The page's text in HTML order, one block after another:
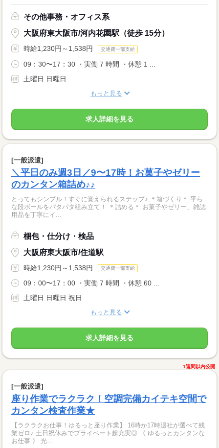
その他事務・オフィス系
大阪府東大阪市/河内花園駅（徒歩 15分）
時給1,230円～1,538円 交通費一部支給
09：30〜17：30 ・実働 7 時間 ・休憩 1 ...
土曜日 日曜日
もっと見る
求人詳細を見る
[一般派遣]
＼平日のみ週3日／9〜17時！お菓子やゼリー
のカンタン箱詰め♪♪
とってもシンプル！すぐに覚えられるステップ♪ ＊箱づくり＊ 平ら
な段ボールをパタパタ組み立て！ ＊詰める＊ お菓子やゼリー、雑誌
用品を丁寧にイ...
梱包・仕分け・検品
大阪府東大阪市/住道駅
時給1,230円～1,538円 交通費一部支給
09：00〜17：00 ・実働 7 時間 ・休憩 60 ...
土曜日 日曜日 祝日
もっと見る
求人詳細を見る
1週間以内公開
[一般派遣]
座り作業でラクラク！空調完備カイテキ空間で
カンタン検査作業★
【ラクラクお仕事！ゆるっと座り作業】 16時か17時退社が選べて残
業ゼロ♪ 土日祝休みでプライベート超充実◎ 《 ゆるっとカンタンな
お仕事 》 光...